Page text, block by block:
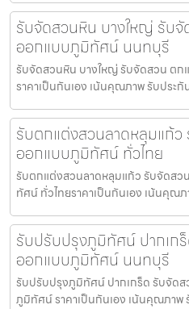
รับจัดสวนหิน บางใหญ่ รับ
ออกแบบภูมิทัศน์ นนทบุรี
รับจัดสวนหิน บางใหญ่ รับจัดสวน ต
ราคาเป็นกันเอง เน้นคุณภาพ รับประ
รับตกแต่งสวนลาดหลุมแก้
ออกแบบภูมิทัศน์ ทั่วไทย
รับตกแต่งสวนลาดหลุมแก้ว รับจัดส
ทัศน์ ทั่วไทยราคาเป็นกันเอง เน้นคุณ
รับปรับปรุงภูมิทัศน์ ปากเก
ออกแบบภูมิทัศน์ นนทบุรี
รับปรับปรุงภูมิทัศน์ ปากเกร็ด รับจัด
ภูมิทัศน์ ราคาเป็นกันเอง เน้นคุณภาพ